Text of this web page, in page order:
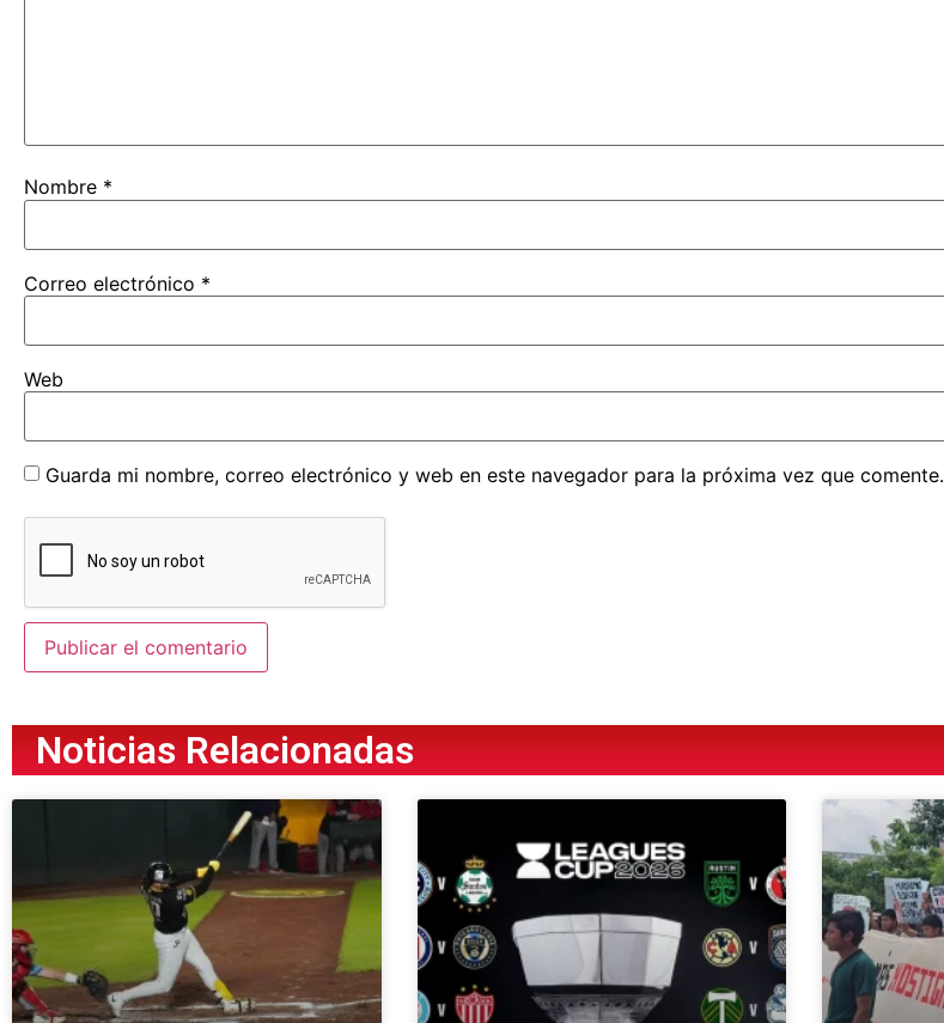
Nombre *
Correo electrónico *
Web
Guarda mi nombre, correo electrónico y web en este navegador para la próxima vez que comente.
Noticias Relacionadas